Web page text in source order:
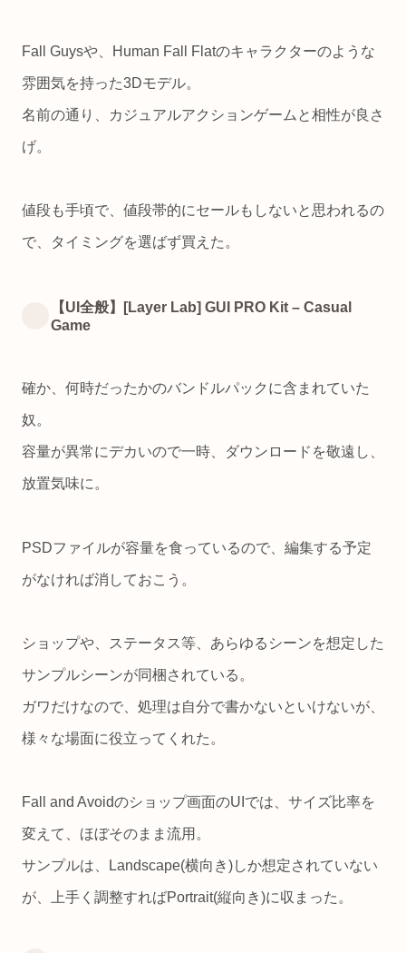
Fall Guysや、Human Fall Flatのキャラクターのような
雰囲気を持った3Dモデル。
名前の通り、カジュアルアクションゲームと相性が良さ
げ。
値段も手頃で、値段帯的にセールもしないと思われるの
で、タイミングを選ばず買えた。
【UI全般】[Layer Lab] GUI PRO Kit – Casual
Game
確か、何時だったかのバンドルパックに含まれていた
奴。
容量が異常にデカいので一時、ダウンロードを敬遠し、
放置気味に。
PSDファイルが容量を食っているので、編集する予定
がなければ消しておこう。
ショップや、ステータス等、あらゆるシーンを想定した
サンプルシーンが同梱されている。
ガワだけなので、処理は自分で書かないといけないが、
様々な場面に役立ってくれた。
Fall and Avoidのショップ画面のUIでは、サイズ比率を
変えて、ほぼそのまま流用。
サンプルは、Landscape(横向き)しか想定されていない
が、上手く調整すればPortrait(縦向き)に収まった。